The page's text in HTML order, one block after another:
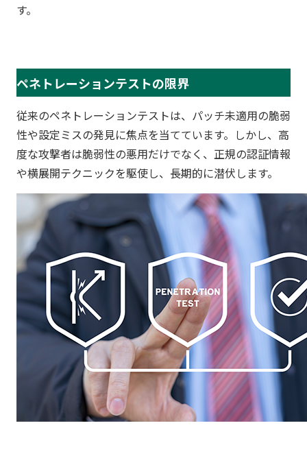
す。
ペネトレーションテストの限界
従来のペネトレーションテストは、パッチ未適用の脆弱
性や設定ミスの発見に焦点を当てています。しかし、高
度な攻撃者は脆弱性の悪用だけでなく、正規の認証情報
や横展開テクニックを駆使し、長期的に潜伏します。